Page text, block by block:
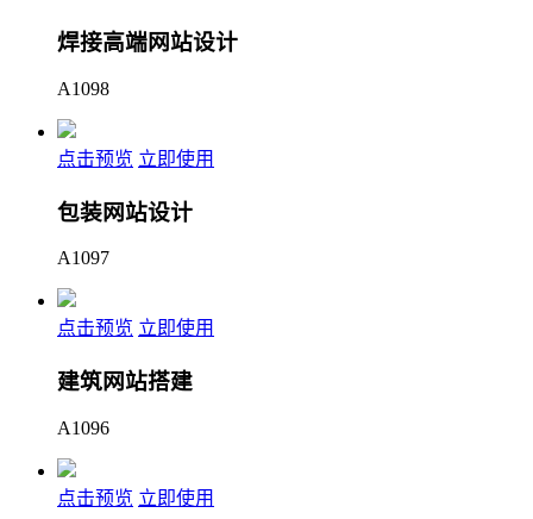
焊接高端网站设计
A1098
点击预览 立即使用
包装网站设计
A1097
点击预览 立即使用
建筑网站搭建
A1096
点击预览 立即使用